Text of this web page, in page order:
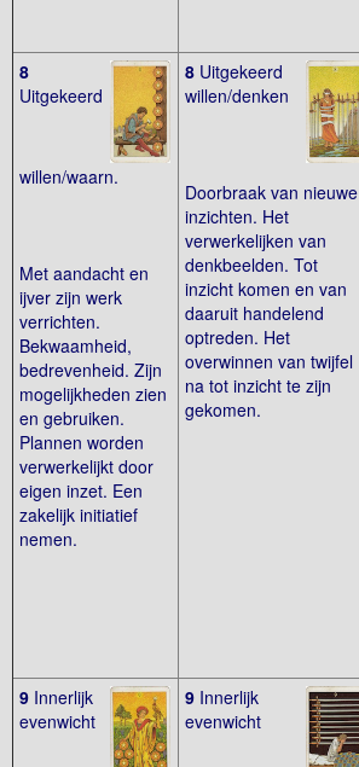
8
Uitgekeerd
willen/waarn.
Met aandacht en
ijver zijn werk
verrichten.
Bekwaamheid,
bedrevenheid. Zijn
mogelijkheden zien
en gebruiken.
Plannen worden
verwerkelijkt door
eigen inzet. Een
zakelijk initiatief
nemen.
8 Uitgekeerd
willen/denken
Doorbraak van nieuwe
inzichten. Het
verwerkelijken van
denkbeelden. Tot
inzicht komen en van
daaruit handelend
optreden. Het
overwinnen van twijfel
na tot inzicht te zijn
gekomen.
9 Innerlijk
evenwicht
9 Innerlijk
evenwicht